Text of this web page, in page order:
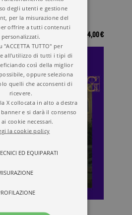
€ 14,00 €
degli utenti e gestione
per la misurazione del
offrire a tutti contenuti
personalizzati.
"ACCETTA TUTTO" per
all'utilizzo di tutti i tipi di
così della miglior
oppure seleziona
quelli che acconsenti di
ricevere.
X collocata in alto a destra
e si darà il consenso
cookie necessari.
la cookie policy
ED EQUIPARATI